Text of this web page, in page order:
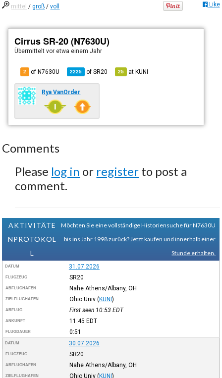
mittel /groß /voll Like
Cirrus SR-20 (N7630U)
Übermitteltvor etwa einem Jahr
2 of N7630U 2225 ofSR20 25 atKUNI
Rya VanOrder
Comments
Please log in or register to post a
comment.
AKTIVITÄTE
NPROTOKOL
L
Möchten Sie eine vollständige Historiensuche für N7630U
bis ins Jahr 1998 zurück?Jetzt kaufen und innerhalb einer
Stunde erhalten.
DATUM 31.07.2026
FLUGZEUG SR20
ABFLUGHAFEN Nahe Athens/Albany, OH
ZIELFLUGHAFEN Ohio Univ (KUNI )
ABFLUG First seen 10:53 EDT
ANKUNFT 11:45 EDT
FLUGDAUER 0:51
DATUM 30.07.2026
FLUGZEUG SR20
ABFLUGHAFEN Nahe Athens/Albany, OH
ZIELFLUGHAFEN Ohio Univ (KUNI )